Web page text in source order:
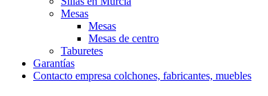
Mesas
Mesas
Mesas de centro
Taburetes
Garantías
Contacto empresa colchones, fabricantes, muebles